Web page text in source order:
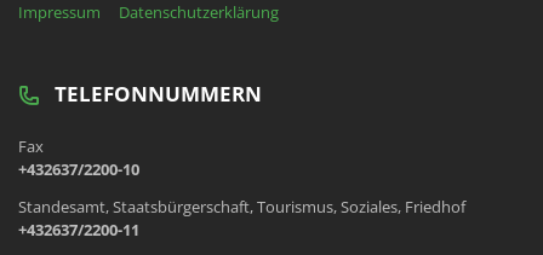
Impressum
Datenschutzerklärung
TELEFONNUMMERN
Fax
+432637/2200-10
Standesamt, Staatsbürgerschaft, Tourismus, Soziales, Friedhof
+432637/2200-11